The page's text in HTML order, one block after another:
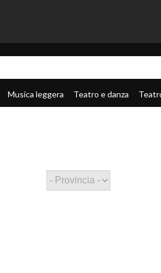
Musica leggera Teatro e danza